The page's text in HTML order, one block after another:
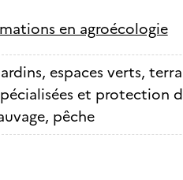
en agroécologie
espaces verts,
et protection
pêche